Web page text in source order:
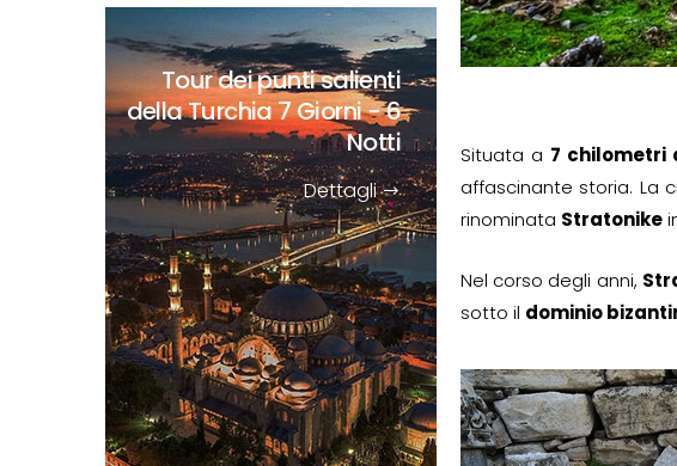
Situata a 7 chilometri
affascinante storia. La
rinominata Stratonike
Nel corso degli anni,
sotto il dominio
Tour dei punti salienti
della Turchia7 Giorni - 6
Notti
Dettagli